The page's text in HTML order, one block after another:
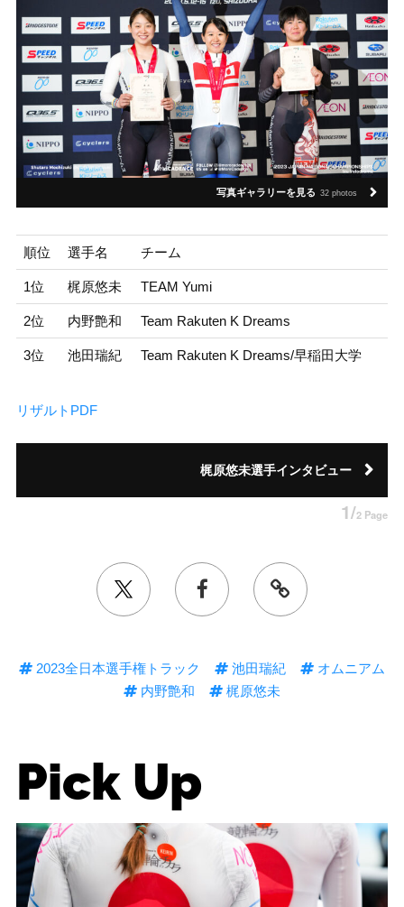
写真ギャラリーを見る 32 photos
順位 選手名 チーム
1位 梶原悠未 TEAM Yumi
2位 内野艶和 Team Rakuten K Dreams
3位 池田瑞紀 Team Rakuten K Dreams/早稲田大学
リザルトPDF
梶原悠未選手インタビュー
1/2 Page
2023全日本選手権トラック 池田瑞紀
オムニアム
内野艶和
梶原悠未
Pick Up